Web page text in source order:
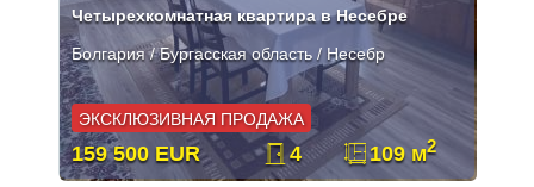
Четырехкомнатная квартира в Несебре
Болгария / Бургасская область / Несебр
ЭКСКЛЮЗИВНАЯ ПРОДАЖА
159 500 EUR 4 109 м2